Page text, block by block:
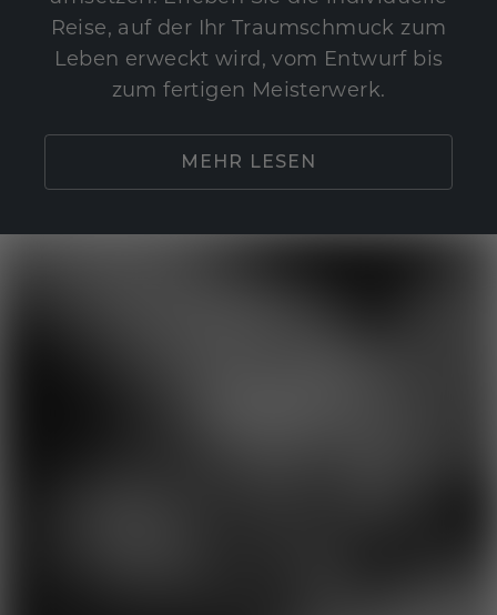
Reise, auf der Ihr Traumschmuck zum
Leben erweckt wird, vom Entwurf bis
zum fertigen Meisterwerk.
MEHR LESEN